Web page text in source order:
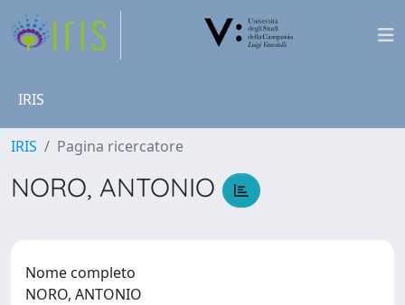
IRIS
IRIS Pagina ricercatore
NORO, ANTONIO
Nome completo
NORO, ANTONIO